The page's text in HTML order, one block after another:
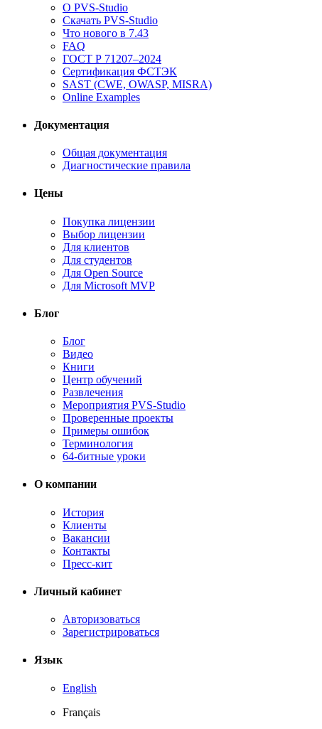
О PVS-Studio
Скачать PVS-Studio
Что нового в 7.43
FAQ
ГОСТ Р 71207–2024
Сертификация ФСТЭК
SAST (CWE, OWASP, MISRA)
Online Examples
Документация
Общая документация
Диагностические правила
Цены
Покупка лицензии
Выбор лицензии
Для клиентов
Для студентов
Для Open Source
Для Microsoft MVP
Блог
Блог
Видео
Книги
Центр обучений
Развлечения
Мероприятия PVS-Studio
Проверенные проекты
Примеры ошибок
Терминология
64-битные уроки
О компании
История
Клиенты
Вакансии
Контакты
Пресс-кит
Личный кабинет
Авторизоваться
Зарегистрироваться
Язык
English
Français